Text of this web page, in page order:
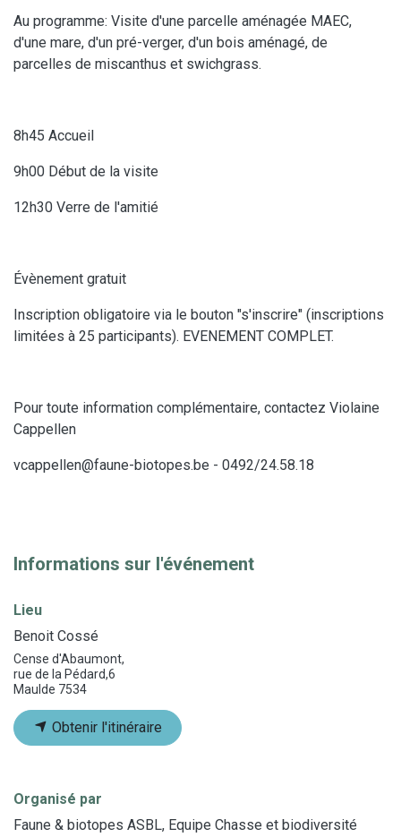
Au programme: Visite d'une parcelle aménagée MAEC,
d'une mare, d'un pré-verger, d'un bois aménagé, de
parcelles de miscanthus et swichgrass.
8h45 Accueil
9h00 Début de la visite
12h30 Verre de l'amitié
Évènement gratuit
Inscription obligatoire via le bouton "s'inscrire" (inscriptions
limitées à 25 participants). EVENEMENT COMPLET.
Pour toute information complémentaire, contactez Violaine
Cappellen
vcappellen@faune-biotopes.be - 0492/24.58.18
Informations sur l'événement
Lieu
Benoit Cossé
Cense d'Abaumont,
rue de la Pédard,6
Maulde 7534
Obtenir l'itinéraire
Organisé par
Faune & biotopes ASBL, Equipe Chasse et biodiversité